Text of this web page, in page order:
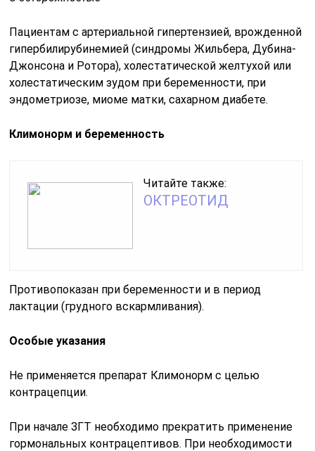
Пациентам с артериальной гипертензией, врожденной
гипербилирубинемией (синдромы Жильбера, Дубина-
Джонсона и Ротора), холестатической желтухой или
холестатическим зудом при беременности, при
эндометриозе, миоме матки, сахарном диабете.
Климонорм и беременность
Читайте также:
ОКТРЕОТИД
Противопоказан при беременности и в период
лактации (грудного вскармливания).
Особые указания
Не применяется препарат Климонорм с целью
контрацепции.
При начале ЗГТ необходимо прекратить применение
гормональных контрацептивов. При необходимости